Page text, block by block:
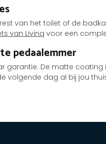
van het toilet of de
van Livinq voor een
pedaalemmer
garantie. De matte
volgende dag al bij jou